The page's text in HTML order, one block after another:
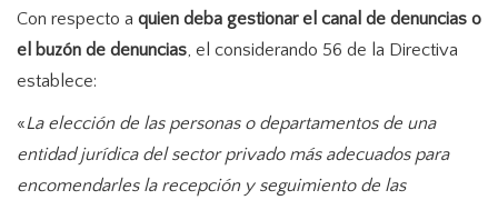
Con respecto a quien deba gestionar el canal de denuncias o
el buzón de denuncias, el considerando 56 de la Directiva
establece:
«La elección de las personas o departamentos de una
entidad jurídica del sector privado más adecuados para
encomendarles la recepción y seguimiento de las